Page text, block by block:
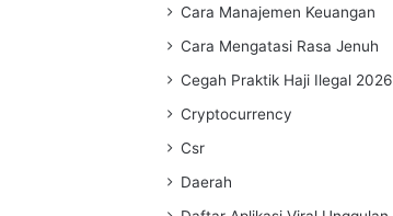
Cara Manajemen Keuangan
Cara Mengatasi Rasa Jenuh
Cegah Praktik Haji Ilegal 2026
Cryptocurrency
Csr
Daerah